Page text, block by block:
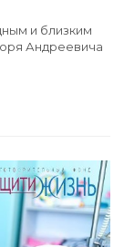
и близким
Андреевича